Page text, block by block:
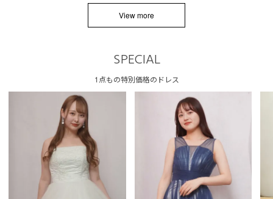
View more
SPECIAL
1点もの特別価格のドレス